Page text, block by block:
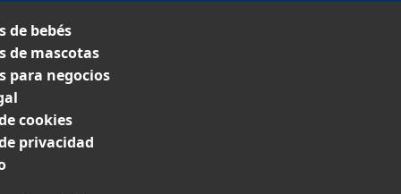
de bebés
de mascotas
para negocios
cookies
privacidad